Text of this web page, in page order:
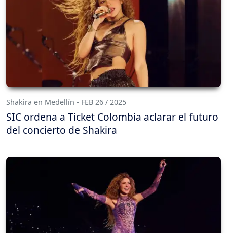
Shakira en Medellín - FEB 26 / 2025
SIC ordena a Ticket Colombia aclarar el futuro
del concierto de Shakira